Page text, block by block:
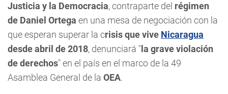
Justicia y la Democracia, contraparte del régimen
de Daniel Ortega en una mesa de negociación con la
que esperan superar la crisis que vive Nicaragua
desde abril de 2018, denunciará " la grave violación
de derechos" en el país en el marco de la 49
Asamblea General de la OEA.